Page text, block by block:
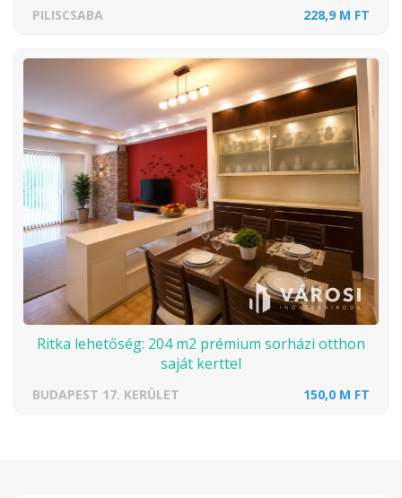
PILISCSABA 228,9 M FT
Ritka lehetőség: 204 m2 prémium sorházi otthon
saját kerttel
BUDAPEST 17. KERÜLET 150,0 M FT